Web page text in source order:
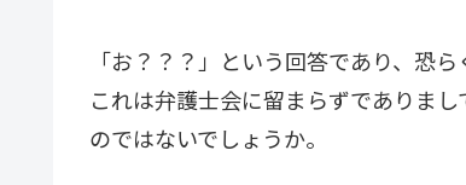
「お？？？」という回答であり、恐
これは弁護士会に留まらずでありま
のではないでしょうか。